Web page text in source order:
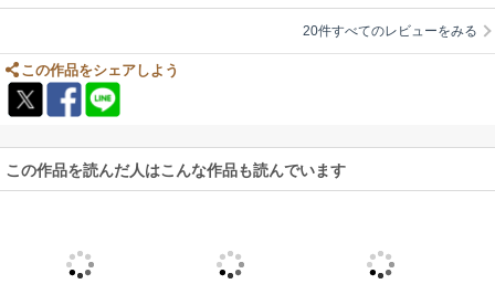
20件すべてのレビューをみる
この作品をシェアしよう
この作品を読んだ人はこんな作品も読んでいます